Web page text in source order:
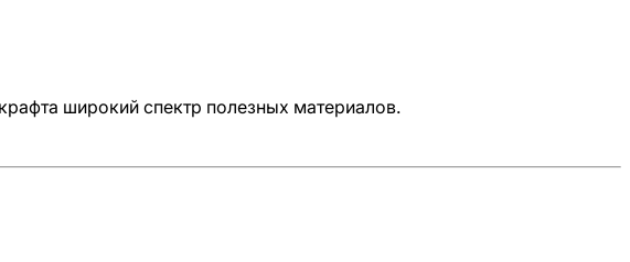
широкий спектр полезных материалов.